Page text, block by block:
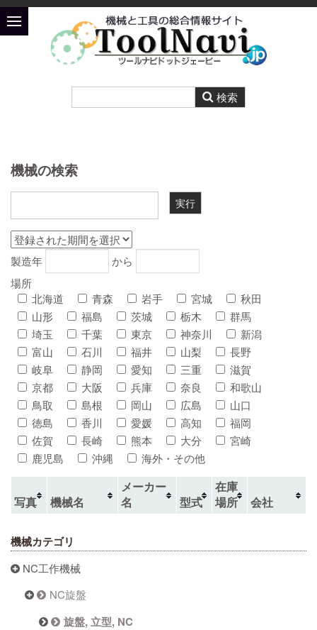
機械の検索
製造年
から
場所
北海道
青森 岩手 宮城
秋田
山形
福島 茨城 栃木
群馬
埼玉
千葉 東京 神奈川
新潟
富山
石川 福井 山梨
長野
岐阜
静岡 愛知 三重
滋賀
京都
大阪 兵庫 奈良
和歌山
鳥取
島根 岡山 広島
山口
徳島
香川 愛媛 高知
福岡
佐賀
長崎 熊本 大分
宮崎
鹿児島
沖縄 海外・その他
写真 機械名
メーカー
名
型式
在庫
場所
会社
機械カテゴリ
NC工作機械
NC旋盤
旋盤, 立型, NC